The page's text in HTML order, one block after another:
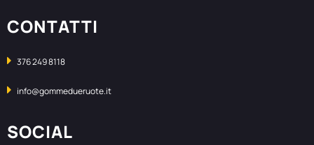
CONTATTI
376 249 8118
info@gommedueruote.it
SOCIAL